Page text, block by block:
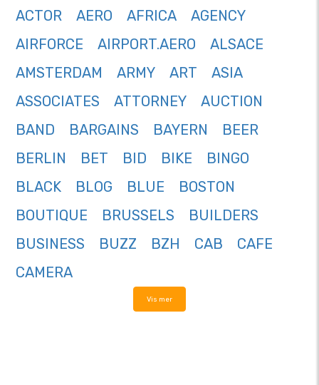
ACTOR
AERO AFRICA
AGENCY
AIRFORCE
AIRPORT.AERO
ALSACE
AMSTERDAM
ARMY ART
ASIA
ASSOCIATES
ATTORNEY
AUCTION
BAND
BARGAINS BAYERN
BEER
BERLIN
BET BID BIKE
BINGO
BLACK
BLOG BLUE
BOSTON
BOUTIQUE
BRUSSELS
BUILDERS
BUSINESS
BUZZ BZH CAB
CAFE
CAMERA
Vis mer